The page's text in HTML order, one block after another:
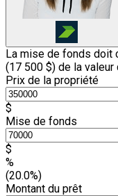
La mise de fonds doit
(17 500 $) de la valeur
Prix de la propriété
$
Mise de fonds
$
%
(20.0%)
Montant du prêt